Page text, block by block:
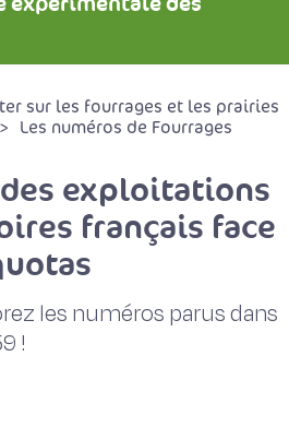
sur les fourrages et les prairies
Les numéros de Fourrages
exploitations
français face
les numéros parus dans
!